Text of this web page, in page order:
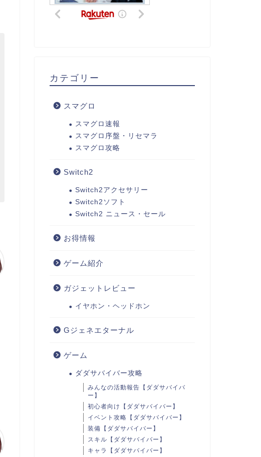
カテゴリー
スマグロ
スマグロ速報
スマグロ序盤・リセマラ
スマグロ攻略
Switch2
Switch2アクセサリー
Switch2ソフト
Switch2 ニュース・セール
お得情報
ゲーム紹介
ガジェットレビュー
イヤホン・ヘッドホン
Gジェネエターナル
ゲーム
ダダサバイバー攻略
みんなの活動報告【ダダサバイバ
ー】
初心者向け【ダダサバイバー】
イベント攻略【ダダサバイバー】
装備【ダダサバイバー】
スキル【ダダサバイバー】
キャラ【ダダサバイバー】